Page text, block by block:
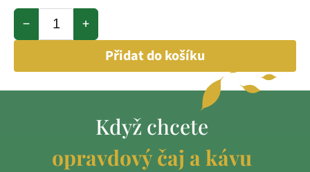
+
−
Přidat do košíku
Když chcete
opravdový čaj a kávu